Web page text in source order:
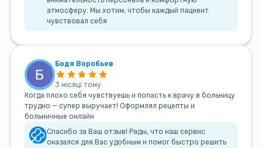
атмосферу. Мы хотим, чтобы каждый пациент
чувствовал себя
Бодя Воробьев
3 місяці тому
Когда плохо себя чувствуешь и попасть к врачу в больницу
трудно — супер выручает! Оформлял рецепты и
больничные онлайн
Спасибо за Ваш отзыв! Рады, что наш сервис
оказался для Вас удобным и помог быстро решить